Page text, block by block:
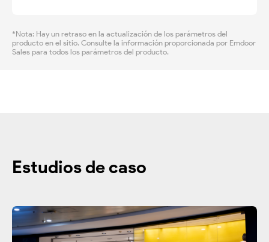
*Nota: Hay un retraso en la actualización de los parámetros del
producto en el sitio. Consulte la información proporcionada por Emdoor
Sales para todos los parámetros del producto.
Estudios de caso